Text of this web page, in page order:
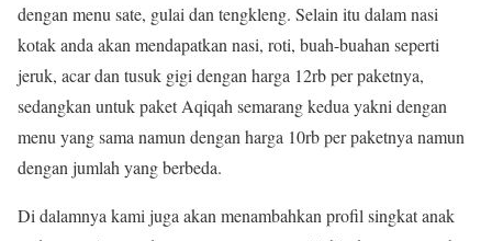
dengan menu sate, gulai dan tengkleng. Selain itu dalam nasi
kotak anda akan mendapatkan nasi, roti, buah-buahan seperti
jeruk, acar dan tusuk gigi dengan harga 12rb per paketnya,
sedangkan untuk paket Aqiqah semarang kedua yakni dengan
menu yang sama namun dengan harga 10rb per paketnya namun
dengan jumlah yang berbeda.
Di dalamnya kami juga akan menambahkan profil singkat anak